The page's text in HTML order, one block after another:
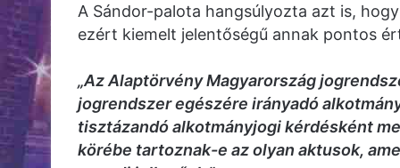
A Sándor-palota hangsúlyozta azt is,
ezért kiemelt jelentőségű annak pontos
„Az Alaptörvény Magyarország
jogrendszer egészére irányadó
tisztázandó alkotmányjogi kérdésként
körébe tartoznak-e az olyan aktusok,